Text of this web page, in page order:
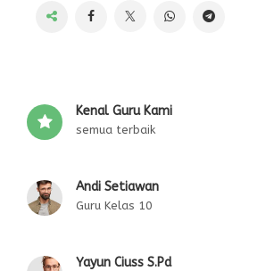
Kenal Guru Kami
semua terbaik
Andi Setiawan
Guru Kelas 10
Yayun Ciuss S.Pd